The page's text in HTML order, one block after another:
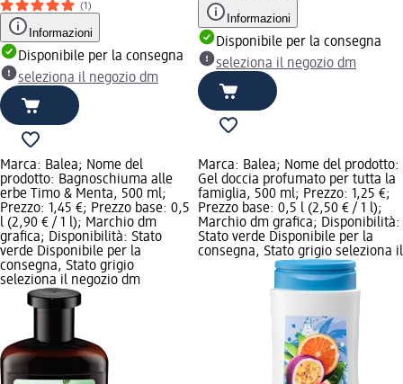
(1)
Informazioni
Disponibile per la consegna
seleziona il negozio dm
Informazioni
Disponibile per la consegna
seleziona il negozio dm
Marca: Balea; Nome del
prodotto: Bagnoschiuma alle
erbe Timo & Menta, 500 ml;
Prezzo: 1,45 €; Prezzo base: 0,5
l (2,90 € / 1 l); Marchio dm
grafica; Disponibilità: Stato
verde Disponibile per la
consegna, Stato grigio
seleziona il negozio dm
Marca: Balea; Nome del prodotto:
Gel doccia profumato per tutta la
famiglia, 500 ml; Prezzo: 1,25 €;
Prezzo base: 0,5 l (2,50 € / 1 l);
Marchio dm grafica; Disponibilità:
Stato verde Disponibile per la
consegna, Stato grigio seleziona il